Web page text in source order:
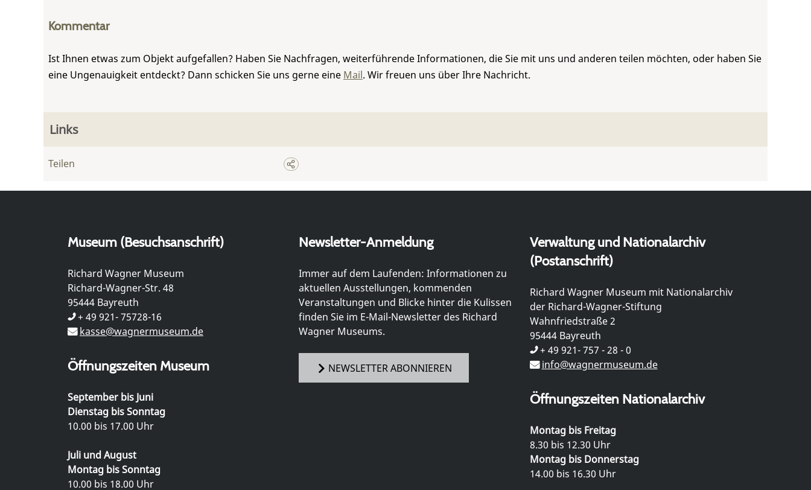
Kommentar
Ist Ihnen etwas zum Objekt aufgefallen? Haben Sie Nachfragen, weiterführende Informationen, die Sie mit uns und anderen teilen möchten, oder haben Sie
eine Ungenauigkeit entdeckt? Dann schicken Sie uns gerne eine Mail. Wir freuen uns über Ihre Nachricht.
Links
Teilen
Museum (Besuchsanschrift)
Richard Wagner Museum
Richard-Wagner-Str. 48
95444 Bayreuth
+ 49 921- 75728-16
kasse@wagnermuseum.de
Öffnungszeiten Museum
September bis Juni
Dienstag bis Sonntag
10.00 bis 17.00 Uhr
Juli und August
Montag bis Sonntag
10.00 bis 18.00 Uhr
Newsletter-Anmeldung
Immer auf dem Laufenden: Informationen zu
aktuellen Ausstellungen, kommenden
Veranstaltungen und Blicke hinter die Kulissen
finden Sie im E-Mail-Newsletter des Richard
Wagner Museums.
NEWSLETTER ABONNIEREN
Verwaltung und Nationalarchiv
(Postanschrift)
Richard Wagner Museum mit Nationalarchiv
der Richard-Wagner-Stiftung
Wahnfriedstraße 2
95444 Bayreuth
+ 49 921- 757 - 28 - 0
info@wagnermuseum.de
Öffnungszeiten Nationalarchiv
Montag bis Freitag
8.30 bis 12.30 Uhr
Montag bis Donnerstag
14.00 bis 16.30 Uhr